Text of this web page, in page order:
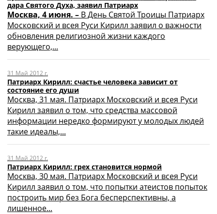
дара Святого Духа, заявил Патриарх
Москва, 4 июня. – В День Святой Троицы Патриарх
Московский и всея Руси Кирилл заявил о важности
обновления религиозной жизни каждого
верующего,...
31 Май 2012 г.
Патриарх Кирилл: счастье человека зависит от
состояние его души
Москва, 31 мая. Патриарх Московский и всея Руси
Кирилл заявил о том, что средства массовой
информации нередко формируют у молодых людей
такие идеалы,...
31 Май 2012 г.
Патриарх Кирилл: грех становится нормой
Москва, 30 мая. Патриарх Московский и всея Руси
Кирилл заявил о том, что попытки атеистов попыток
построить мир без Бога бесперспективны, а
лишенное...